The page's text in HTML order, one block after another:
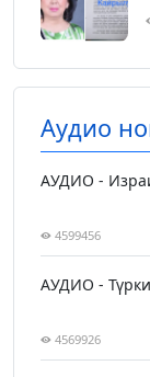
Аудио
АУДИО -
4599456
АУДИО -
4569926